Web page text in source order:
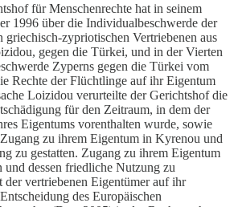
für Menschenrechte hat in seinem
1996 über die Individualbeschwerde der
griechisch-zypriotischen Vertriebenen aus
gegen die Türkei, und in der Vierten
Zyperns gegen die Türkei vom
Rechte der Flüchtlinge auf ihr Eigentum
Loizidou verurteilte der Gerichtshof die
für den Zeitraum, in dem der
Eigentums vorenthalten wurde, sowie
zu ihrem Eigentum in Kyrenou und
zu gestatten. Zugang zu ihrem Eigentum
dessen friedliche Nutzung zu
der vertriebenen Eigentümer auf ihr
des Europäischen